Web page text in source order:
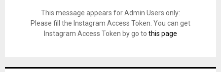
This message appears for Admin Users only:
Please fill the Instagram Access Token. You can get
Instagram Access Token by go to this page